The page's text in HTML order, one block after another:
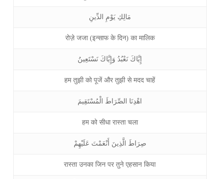
مَالِكِ يَوْمِ الدِّينِ
रोज़े जजा (इन्साफ के दिन) का मालिक
إِيَّاكَ نَعْبُدُ وَإِيَّاكَ نَسْتَعِينُ
हम तुझी को पूजें और तुझी से मदद चाहें
اهْدِنَا الصِّرَاطَ الْمُسْتَقِيمَ
हम को सीधा रास्ता चला
صِرَاطَ الَّذِينَ أَنْعَمْتَ عَلَيْهِمْ
रास्ता उनका जिन पर तुने एहसान किया